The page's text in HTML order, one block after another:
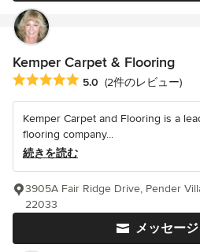
Kemper Carpet & Flooring
平均評価：5つ星中 星5
5.0 (2件のレビュー)
Kemper Carpet and Flooring is a
flooring company...
続きを読む
メッセー
3905A Fair Ridge Drive, Pender
22033